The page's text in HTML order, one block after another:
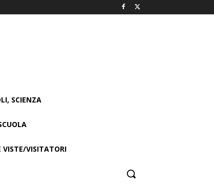
SCIENZA
VISTE/VISITATORI